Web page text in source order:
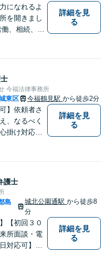
になれるよ
を開きまし
、相続、離
詳細を見
る
今福法律事務所
東区 今福鶴見駅 から徒歩2分
】依頼者さ
、なるべく
掛け対応い
目指しま
】【今福鶴
詳細を見
る
護士
島
城北公園通駅から徒歩8
分
【初回３０
所面談・電
対応可】
詳細を見
る